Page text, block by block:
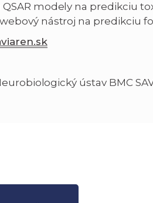
modely na predikciu
nástroj na predikciu
ústav BMC SAV,